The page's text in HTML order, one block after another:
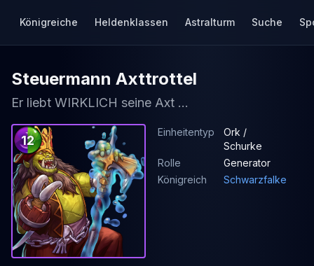
Königreiche Heldenklassen Astralturm Suche
Steuermann Axttrottel
Er liebt WIRKLICH seine Axt ...
12
Einheitentyp
Ork /
Schurke
Rolle
Generator
Königreich
Schwarzfalke